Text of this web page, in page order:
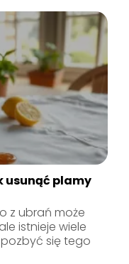
usunąć plamy
z ubrań może
istnieje wiele
się tego